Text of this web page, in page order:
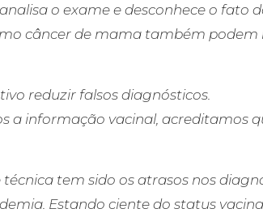
o exame e desconhece o fato
câncer de mama também
reduzir falsos diagnósticos.
a informação vacinal, acreditamos
tem sido os atrasos nos
Estando ciente do status